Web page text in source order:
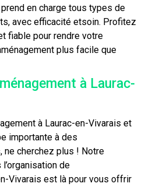
en charge tous types de
avec efficacité etsoin. Profitez
fiable pour rendre votre
plus facile que
à Laurac-
à Laurac-en-Vivarais et
importante à des
cherchez plus ! Notre
de
Vivarais est là pour vous offrir